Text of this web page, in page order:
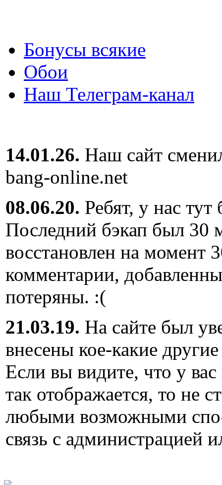
Бонусы всякие
Обои
Наш Телеграм-канал
14.01.26. Наш сайт
bang-online.net
08.06.20. Ребят, у нас
Последний бэкап был 30
восстановлен на
комментарии,
потеряны. :(
21.03.19. На сайте был
внесены кое-какие
Если вы видите, что у
так отображается, то не
любыми возможными
связь с администрацией